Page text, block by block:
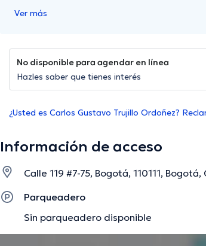
Ver más
No disponible para agendar en línea
Hazles saber que tienes interés
¿Usted es Carlos Gustavo Trujillo Ordoñez?
Información de acceso
Calle 119 #7-75, Bogotá, 110111,
Parqueadero
Sin parqueadero disponible